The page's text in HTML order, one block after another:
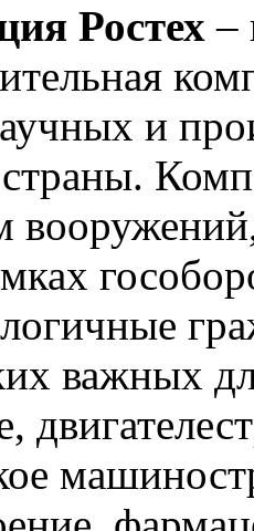
Ростех –
и
важных